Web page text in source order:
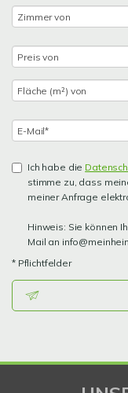
Ich habe die
stimme zu, dass
meiner Anfrage
Hinweis: Sie können
Mail an
* Pflichtfelder